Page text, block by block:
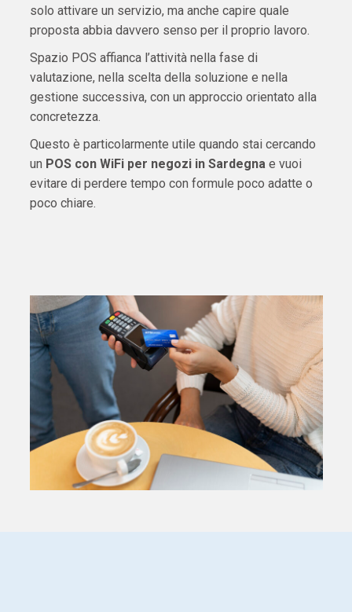
solo attivare un servizio, ma anche capire quale
proposta abbia davvero senso per il proprio lavoro.
Spazio POS affianca l’attività nella fase di
valutazione, nella scelta della soluzione e nella
gestione successiva, con un approccio orientato alla
concretezza.
Questo è particolarmente utile quando stai cercando
un POS con WiFi per negozi in Sardegnae vuoi
evitare di perdere tempo con formule poco adatte o
poco chiare.